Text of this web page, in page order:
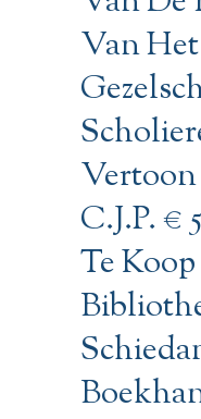
Van
C.J.P. €
Te